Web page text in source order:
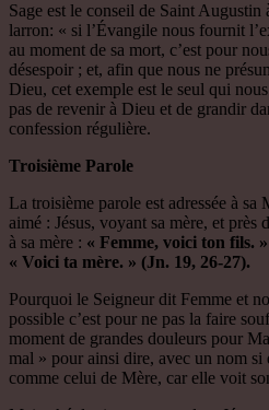
Sage est le conseil de Saint Augustin
larron: « si l’Évangile nous fournit
au moment de sa mort, c’est pour
désespoir ; et, afin que nous ne
Dieu, cet exemple est le seul qui
pas de revenir à Dieu et de grandir
confession régulière.
Troisième Parole
La troisième parole est adressée à
aimé : Jésus, voyant sa mère, et près
à sa mère : « Femme, voici ton fils. »
« Voici ta mère. » (Jn. 19, 26-27).
Pourquoi le Seigneur dit Femme et
possible c’est pour ne pas la faire
moment de grandes douleurs pour
mal » pour ainsi dire, avec un nom
comme celui de Mère, car elle voit